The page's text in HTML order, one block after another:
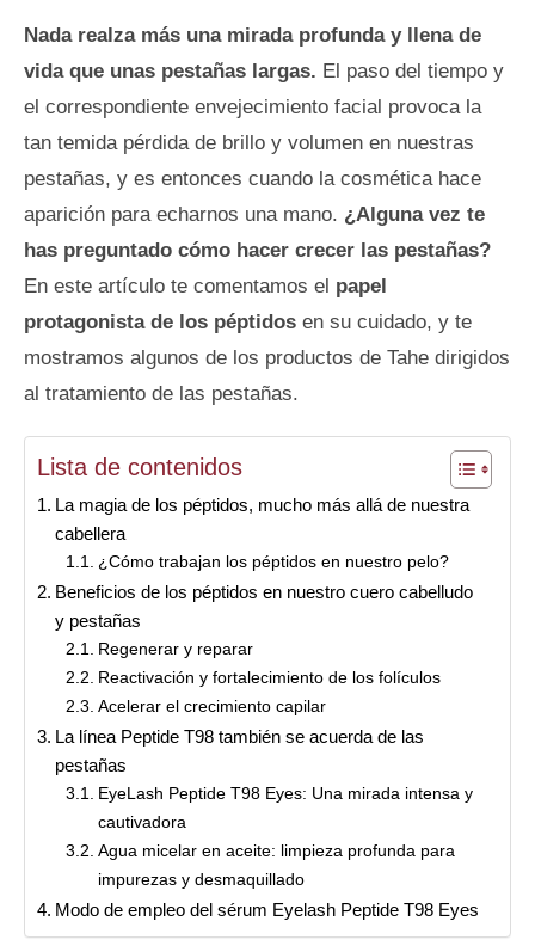
Nada realza más una mirada profunda y llena de
vida que unas pestañas largas. El paso del tiempo y
el correspondiente envejecimiento facial provoca la
tan temida pérdida de brillo y volumen en nuestras
pestañas, y es entonces cuando la cosmética hace
aparición para echarnos una mano. ¿Alguna vez te
has preguntado cómo hacer crecer las pestañas?
En este artículo te comentamos el papel
protagonista de los péptidos en su cuidado, y te
mostramos algunos de los productos de Tahe dirigidos
al tratamiento de las pestañas.
Lista de contenidos
La magia de los péptidos, mucho más allá de nuestra
cabellera
¿Cómo trabajan los péptidos en nuestro pelo?
Beneficios de los péptidos en nuestro cuero cabelludo
y pestañas
Regenerar y reparar
Reactivación y fortalecimiento de los folículos
Acelerar el crecimiento capilar
La línea Peptide T98 también se acuerda de las
pestañas
EyeLash Peptide T98 Eyes: Una mirada intensa y
cautivadora
Agua micelar en aceite: limpieza profunda para
impurezas y desmaquillado
Modo de empleo del sérum Eyelash Peptide T98 Eyes